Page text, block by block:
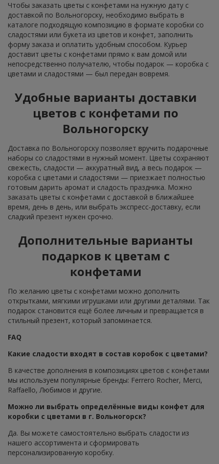
Чтобы заказать цветы с конфетами на нужную дату с
доставкой по Вольногорску, необходимо выбрать в
каталоге подходящую композицию в формате коробки со
сладостями или букета из цветов и конфет, заполнить
форму заказа и оплатить удобным способом. Курьер
доставит цветы с конфетами прямо к вам домой или
непосредственно получателю, чтобы подарок — коробка с
цветами и сладостями — был передан вовремя.
Удобные варианты доставки
цветов с конфетами по
Вольногорску
Доставка по Вольногорску позволяет вручить подарочные
наборы со сладостями в нужный момент. Цветы сохраняют
свежесть, сладости — аккуратный вид, а весь подарок —
коробка с цветами и сладостями — приезжает полностью
готовым дарить аромат и сладость праздника. Можно
заказать цветы с конфетами с доставкой в ближайшее
время, день в день, или выбрать экспресс-доставку, если
сладкий презент нужен срочно.
Дополнительные варианты
подарков к цветам с
конфетами
По желанию цветы с конфетами можно дополнить
открытками, мягкими игрушками или другими деталями. Так
подарок становится ещё более личным и превращается в
стильный презент, который запоминается.
FAQ
Какие сладости входят в состав коробок с цветами?
В качестве дополнения в композициях цветов с конфетами
мы используем популярные бренды: Ferrero Rocher, Merci,
Raffaello, Любимов и другие.
Можно ли выбрать определённые виды конфет для
коробки с цветами в г. Вольногорск?
Да. Вы можете самостоятельно выбрать сладости из
нашего ассортимента и сформировать
персонализированную коробку.